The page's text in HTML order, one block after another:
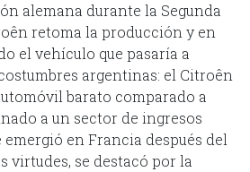
alemana durante la Segunda
retoma la producción y en
el vehículo que pasaría a
argentinas: el Citroên
barato comparado a
a un sector de ingresos
en Francia después del
virtudes, se destacó por la